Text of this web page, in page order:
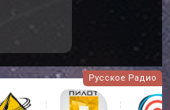
Русское Радио